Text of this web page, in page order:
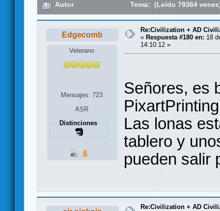
Autor Tema: (Leído 79364
Edgecomb
Veterano
Mensajes: 723
ASR
Distinciones
Re:Civilization + AD
« Respuesta #180 en: 18
14:10:12 »
Señores, es
Las lonas
tablero y
pueden salir
Re:Civilization + AD